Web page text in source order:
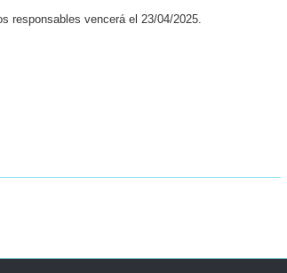
responsables vencerá el 23/04/2025.